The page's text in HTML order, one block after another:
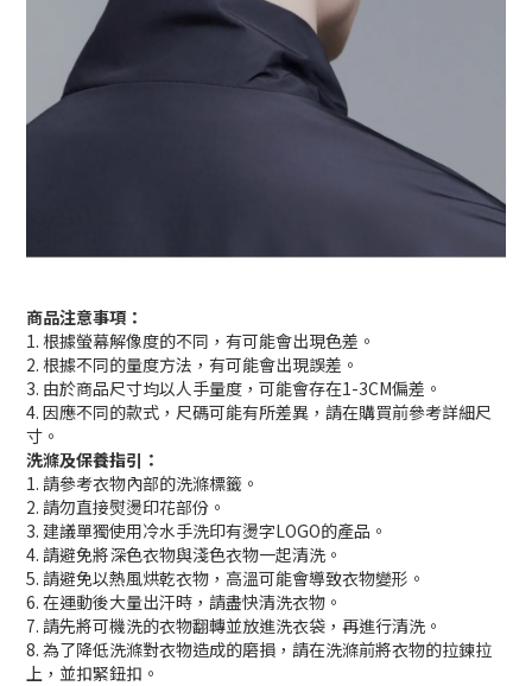
商品注意事項：
1. 根據螢幕解像度的不同，有可能會出現色差。
2. 根據不同的量度方法，有可能會出現誤差。
3. 由於商品尺寸均以人手量度，可能會存在1-3CM偏差。
4. 因應不同的款式，尺碼可能有所差異，請在購買前參考詳細尺
寸。
洗滌及保養指引：
1. 請參考衣物內部的洗滌標籤。
2. 請勿直接熨燙印花部份。
3. 建議單獨使用冷水手洗印有燙字LOGO的產品。
4. 請避免將深色衣物與淺色衣物一起清洗。
5. 請避免以熱風烘乾衣物，高溫可能會導致衣物變形。
6. 在運動後大量出汗時，請盡快清洗衣物。
7. 請先將可機洗的衣物翻轉並放進洗衣袋，再進行清洗。
8. 為了降低洗滌對衣物造成的磨損，請在洗滌前將衣物的拉鍊拉
上，並扣緊鈕扣。